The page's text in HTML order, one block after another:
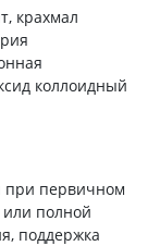
крахмал
коллоидный
при первичном
полной
поддержка